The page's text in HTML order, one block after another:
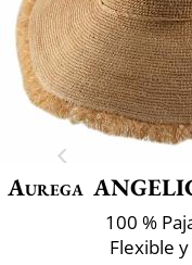
Aurega ANGELICA
100 %
Flexible